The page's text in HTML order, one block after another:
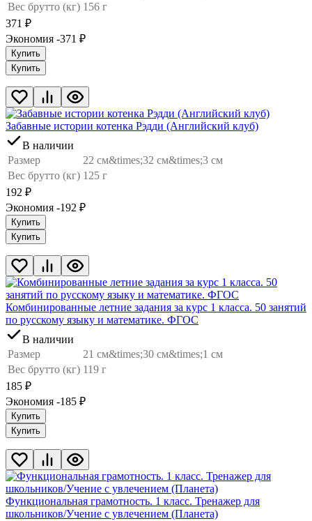
Вес брутто (кг) 156 г
371 ₽
Экономия -371 ₽
Купить
Купить
Забавные истории котенка Рэдди (Английский клуб)
В наличии
Размер
22 см&times;32 см&times;3 см
Вес брутто (кг) 125 г
192 ₽
Экономия -192 ₽
Купить
Купить
Комбинированные летние задания за курс 1 класса. 50 занятий
по русскому языку и математике. ФГОС
В наличии
Размер
21 см&times;30 см&times;1 см
Вес брутто (кг) 119 г
185 ₽
Экономия -185 ₽
Купить
Купить
Функциональная грамотность. 1 класс. Тренажер для
школьников/Учение с увлечением (Планета)